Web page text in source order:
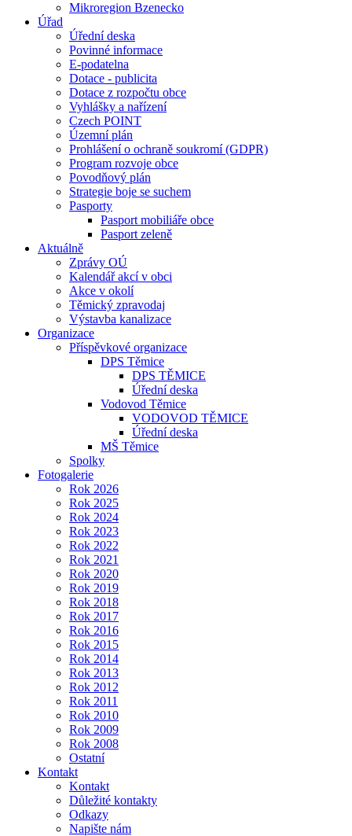
Mikroregion Bzenecko
Úřad
Úřední deska
Povinné informace
E-podatelna
Dotace - publicita
Dotace z rozpočtu obce
Vyhlášky a nařízení
Czech POINT
Územní plán
Prohlášení o ochraně soukromí (GDPR)
Program rozvoje obce
Povodňový plán
Strategie boje se suchem
Pasporty
Pasport mobiliáře obce
Pasport zeleně
Aktuálně
Zprávy OÚ
Kalendář akcí v obci
Akce v okolí
Těmický zpravodaj
Výstavba kanalizace
Organizace
Příspěvkové organizace
DPS Těmice
DPS TĚMICE
Úřední deska
Vodovod Těmice
VODOVOD TĚMICE
Úřední deska
MŠ Těmice
Spolky
Fotogalerie
Rok 2026
Rok 2025
Rok 2024
Rok 2023
Rok 2022
Rok 2021
Rok 2020
Rok 2019
Rok 2018
Rok 2017
Rok 2016
Rok 2015
Rok 2014
Rok 2013
Rok 2012
Rok 2011
Rok 2010
Rok 2009
Rok 2008
Ostatní
Kontakt
Kontakt
Důležité kontakty
Odkazy
Napište nám